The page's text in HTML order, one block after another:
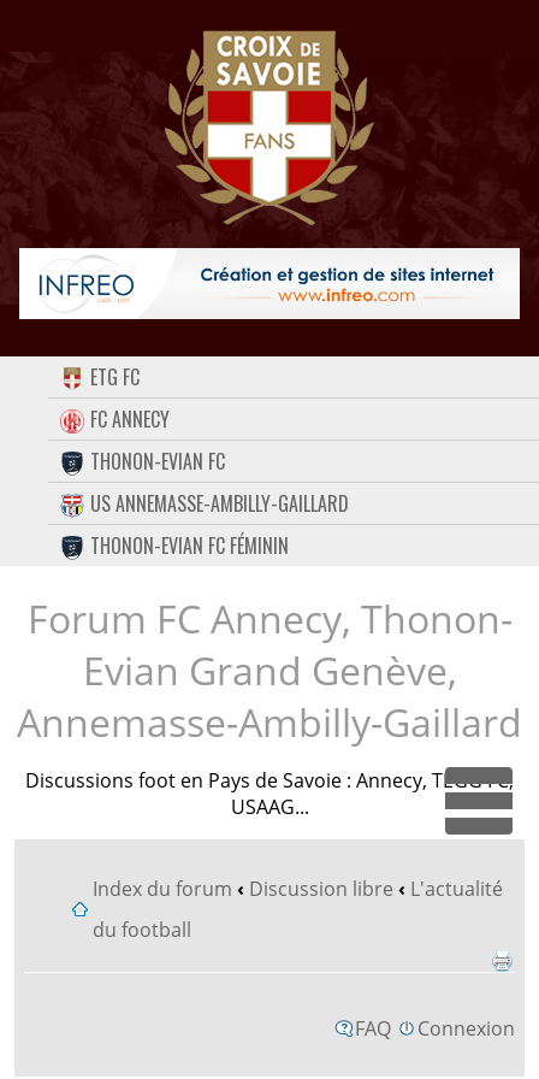
ACCUEIL
FORUM
CONTACT
FACEBOOK
TWITTER
INSTAGRAM
ETG FC
FC ANNECY
THONON-EVIAN FC
US ANNEMASSE-AMBILLY-GAILLARD
THONON-EVIAN FC FÉMININ
Forum FC Annecy, Thonon-
Evian Grand Genève,
Annemasse-Ambilly-Gaillard
Discussions foot en Pays de Savoie : Annecy, TEGG FC,
USAAG...
Index du forum ‹ Discussion libre ‹ L'actualité
du football
FAQ Connexion